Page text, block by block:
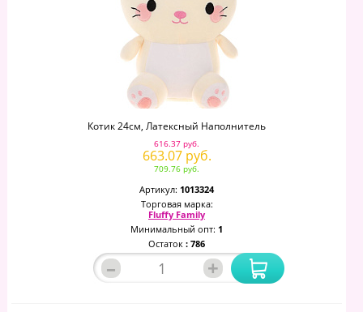
Котик 24см, Латексный Наполнитель
616.37 руб.
663.07 руб.
709.76 руб.
Артикул: 1013324
Торговая марка:
Fluffy Family
Минимальный опт: 1
Остаток : 786
– +